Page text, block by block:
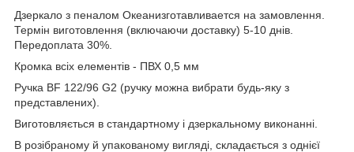
Дзеркало з пеналом Океанизготавливается на замовлення.
Термін виготовлення (включаючи доставку) 5-10 днів.
Передоплата 30%.
Кромка всіх елементів - ПВХ 0,5 мм
Ручка BF 122/96 G2 (ручку можна вибрати будь-яку з
представлених).
Виготовляється в стандартному і дзеркальному виконанні.
В розібраному й упакованому вигляді, складається з однієї